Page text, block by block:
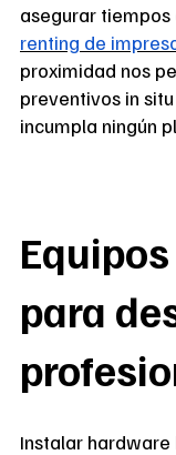
asegurar
renting de
proximidad nos
preventivos in
incumpla ningún
para
Instalar hardware